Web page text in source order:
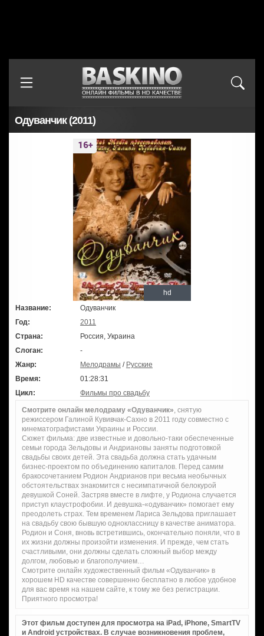
Одуванчик (2011)
hd
Название:
Одуванчик
Год:
2011
Страна:
Россия, Украина
Слоган:
-
Жанр:
Мелодрамы / Русские
Время:
01:28:31
Цикл:
Фильмы про свадьбу
Смотрите онлайн мелодраму «Одуванчик» , снятую
режиссером Галиной Кувивчак-Сахно в 2011 году совместно с
кинематографистами Украины и России.
Сюжет фильма: две известные и довольно-таки обеспеченные
семьи города Зельдовы и Андриановы заняты подготовкой
свадьбы своих детей. Эта свадьба должна стать удачным
бизнес-проектом по объединению капиталов. Перед самим
бракосочетанием Родион Андрианов при весьма необычных
обстоятельствах знакомится с несимпатичной белокурой
девушкой Соней. Застряв вместе в лифте, у Родиона случается
приступ клаустрофобии. И девушка-«одуванчик» помогает ему
преодолеть страх. Тем временем Лариса Зельдова приглашает
на свадьбу свою бывшую одноклассницу в качестве аниматора.
Родион и Соня, вновь встретившись, окончательно поняли, что в
их жизни должны произойти изменения. И прежде, чем стать
счастливыми, они должны сделать сложный выбор между
долгом, любовью и благополучием…
Смотрите онлайн художественный фильм «Одуванчик» в
хорошем HD качестве совершенно бесплатно в любое удобное
для вас время на нашем сайте, к тому же без регистрации.
Приятного просмотра!
Этот фильм доступен для просмотра на iPad, iPhone, SmartTV
и Android устройствах. В случае возникновения проблем,